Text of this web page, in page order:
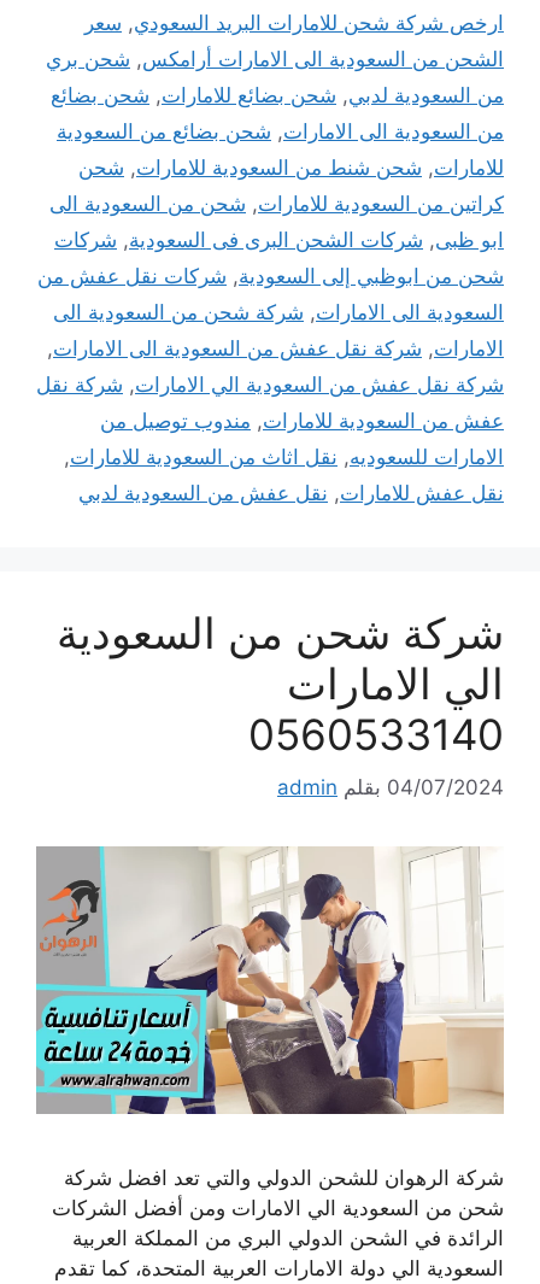
ارخص شركة شحن للامارات البريد السعودي, سعر
الشحن من السعودية الى الامارات أرامكس, شحن بري
من السعودية لدبي, شحن بضائع للامارات, شحن بضائع
من السعودية الى الامارات, شحن بضائع من السعودية
للامارات, شحن شنط من السعودية للامارات, شحن
كراتين من السعودية للامارات, شحن من السعودية الى
ابو ظبى, شركات الشحن البرى فى السعودية, شركات
شحن من ابوظبي إلى السعودية, شركات نقل عفش من
السعودية الى الامارات, شركة شحن من السعودية الى
الامارات, شركة نقل عفش من السعودية الى الامارات,
شركة نقل عفش من السعودية الي الامارات, شركة نقل
عفش من السعودية للامارات, مندوب توصيل من
الامارات للسعوديه, نقل اثاث من السعودية للامارات,
نقل عفش للامارات, نقل عفش من السعودية لدبي
شركة شحن من السعودية
الي الامارات
0560533140
04/07/2024 بقلم admin
شركة الرهوان للشحن الدولي والتي تعد افضل شركة
شحن من السعودية الي الامارات ومن أفضل الشركات
الرائدة في الشحن الدولي البري من المملكة العربية
السعودية الي دولة الامارات العربية المتحدة، كما تقدم